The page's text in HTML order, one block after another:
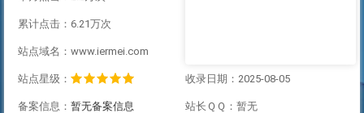
累计点击：6.21万次
站点域名：www.iermei.com
站点星级： 收录日期：2025-08-05
备案信息： 暂无备案信息 站长ＱＱ：暂无